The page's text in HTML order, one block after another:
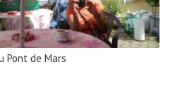
Pont de Mars